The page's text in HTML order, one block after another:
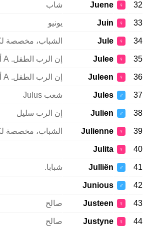
32
♀
Juene شاب
33
♀
Juin يونيو
34
♀
Jule الشباب، مخصصة
35
♀
Julee إن الرب الطفل. A أنثى من جوليان
36
♀
Juleen إن الرب الطفل. A أنثى من جوليان
37
♂
Jules شعب Julus
38
♂
Julien إن الرب سليل
39
♀
Julienne الشباب، مخصصة
40
♀
Julita
41
♂
Julliën شبابا.
42
♂
Junious
43
♀
Justeen صالح
44
♀
Justyne صالح